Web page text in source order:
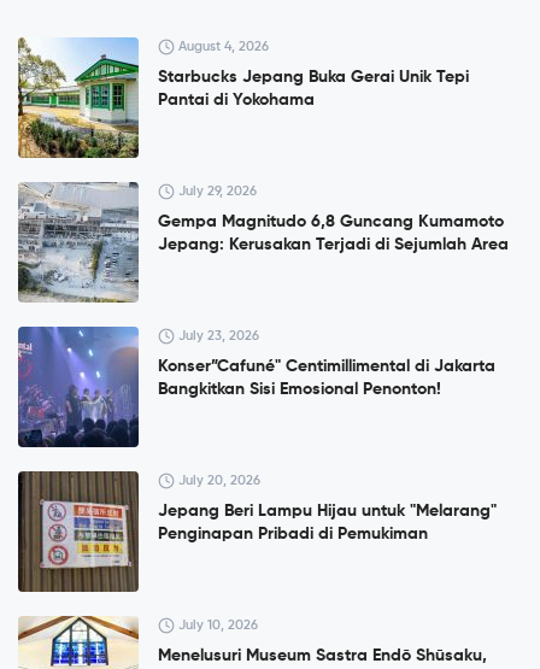
August 4, 2026
Starbucks Jepang Buka Gerai Unik Tepi
Pantai di Yokohama
July 29, 2026
Gempa Magnitudo 6,8 Guncang Kumamoto
Jepang: Kerusakan Terjadi di Sejumlah Area
July 23, 2026
Konser”Cafuné" Centimillimental di Jakarta
Bangkitkan Sisi Emosional Penonton!
July 20, 2026
Jepang Beri Lampu Hijau untuk "Melarang"
Penginapan Pribadi di Pemukiman
July 10, 2026
Menelusuri Museum Sastra Endō Shūsaku,